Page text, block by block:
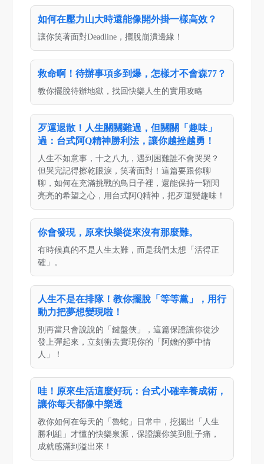
如何在壓力山大時還能像開外掛一樣高效？
讓你笑著面對Deadline，擺脫崩潰邊緣！
救命啊！待辦事項多到爆，怎樣才不會森77？
教你擺脫待辦地獄，找回快樂人生的實用攻略
歹運退散！人生關關難過，但關關「趣味」
過：台式阿Q精神勝利法，讓你越挫越勇！
人生不如意事，十之八九，遇到困難誰不會哭哭？
但哭完記得擦乾眼淚，笑著面對！這篇要跟你聊
聊，如何在充滿挑戰的鳥日子裡，還能保持一顆閃
亮亮的希望之心，用台式阿Q精神，把歹運變趣味！
你會發現，原來快樂從來沒有那麼難。
有時候真的不是人生太難，而是我們太想「活得正
確」。
人生不是在排隊！教你擺脫「等等黨」，用行
動力把夢想變現啦！
別再當只會說說的「鍵盤俠」，這篇保證讓你從沙
發上彈起來，立刻衝去實現你的「阿嬤的夢中情
人」！
哇！原來生活這麼好玩：台式小確幸養成術，
讓你每天都像中樂透
教你如何在每天的「魯蛇」日常中，挖掘出「人生
勝利組」才懂的快樂泉源，保證讓你笑到肚子痛，
成就感滿到溢出來！